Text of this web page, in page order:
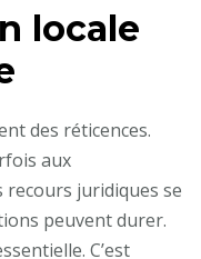
locale
des réticences.
aux
recours juridiques se
peuvent durer.
C’est